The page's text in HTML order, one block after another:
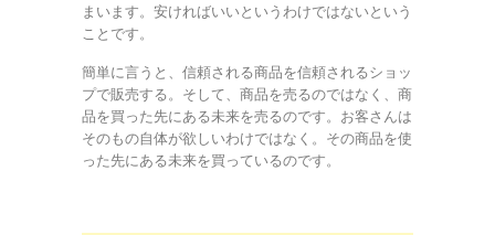
まいます。安ければいいというわけではないという
ことです。
簡単に言うと、信頼される商品を信頼されるショッ
プで販売する。そして、商品を売るのではなく、商
品を買った先にある未来を売るのです。お客さんは
そのもの自体が欲しいわけではなく。その商品を使
った先にある未来を買っているのです。